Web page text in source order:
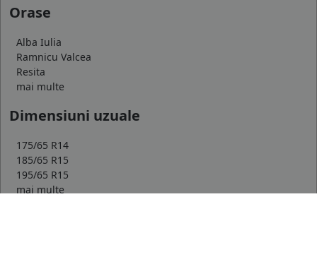
Orase
Alba Iulia
Ramnicu Valcea
Resita
mai multe
Dimensiuni uzuale
175/65 R14
185/65 R15
195/65 R15
mai multe